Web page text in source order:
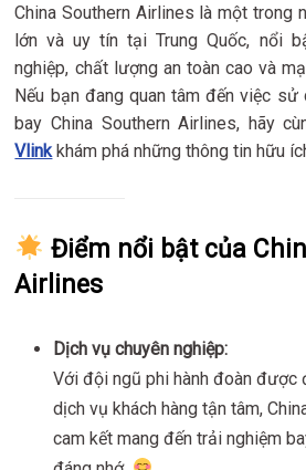
China Southern Airlines là một trong
lớn và uy tín tại Trung Quốc, nổi
nghiệp, chất lượng an toàn cao và
Nếu bạn đang quan tâm đến việc sử
bay China Southern Airlines, hãy
Vlink khám phá những thông tin hữu
Điểm nổi bật của
Airlines
Dịch vụ chuyên nghiệp:
Với đội ngũ phi hành đoàn được
dịch vụ khách hàng tận tâm,
cam kết mang đến trải nghiệm